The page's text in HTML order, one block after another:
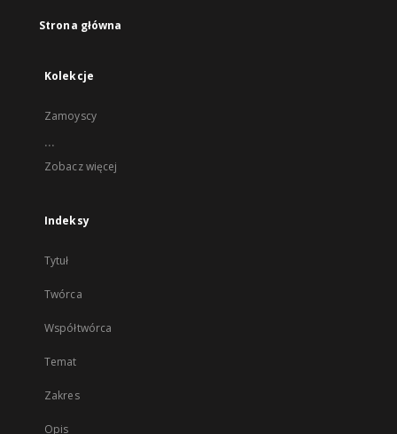
Strona główna
Kolekcje
Zamoyscy
...
Zobacz więcej
Indeksy
Tytuł
Twórca
Współtwórca
Temat
Zakres
Opis